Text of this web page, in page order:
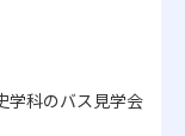
学科のバス見学会